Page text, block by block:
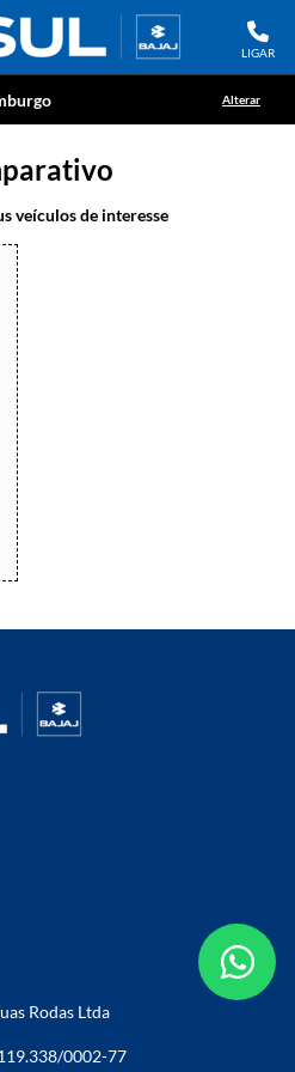
LIGAR
Alterar
veículos de interesse
Rodas Ltda
0002-77